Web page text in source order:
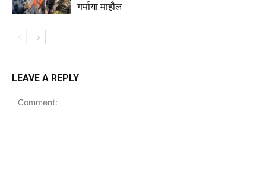
गर्माया माहौल
LEAVE A REPLY